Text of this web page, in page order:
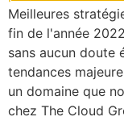
Meilleures
fin de l'année
sans aucun doute
tendances
un domaine que
chez The Cloud